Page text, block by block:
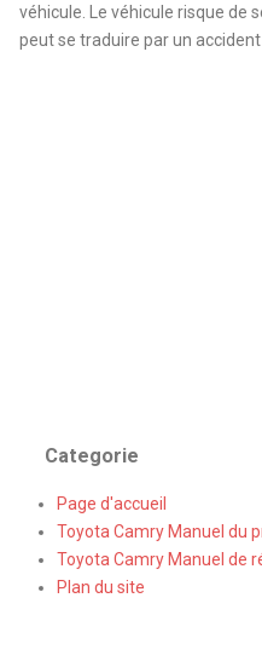
véhicule. Le véhicule risque de
peut se traduire par un accident
Categorie
Page d'accueil
Toyota Camry Manuel du
Toyota Camry Manuel de
Plan du site